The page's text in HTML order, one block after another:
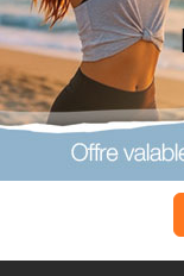
!
ce soir on va
tiède avec une
c'est extra !
(2)